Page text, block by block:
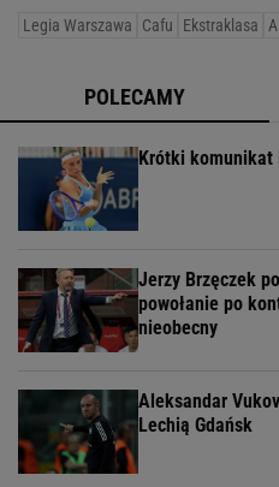
Legia Warszawa Cafu Ekstraklasa
POLECAMY
Krótki komunikat
Jerzy Brzęczek
powołanie po
nieobecny
Aleksandar
Lechią Gdańsk